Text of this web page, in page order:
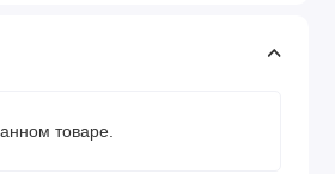
товаре.